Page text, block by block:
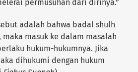
permusuhan dari dirinya.”
adalah bahwa badal shulh
masuk ke dalam masalah
hukum-hukumnya. Jika
dihukumi dengan hukum